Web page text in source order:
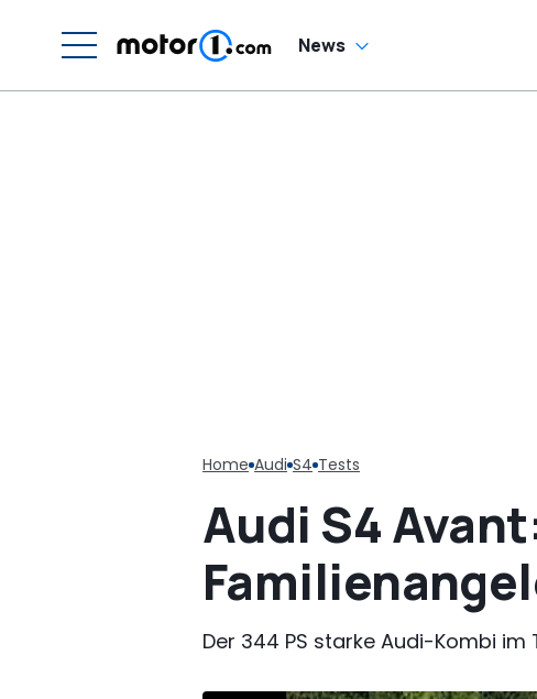
News
Home Audi S4 Tests
Audi S4
Der 344 PS starke Audi-Kombi im